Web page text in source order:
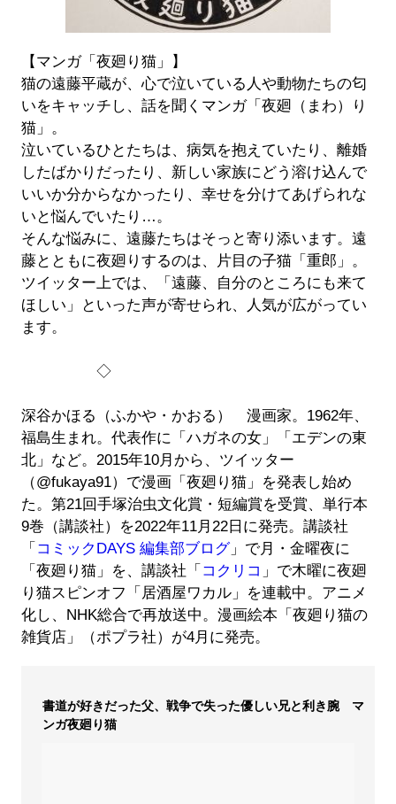
【マンガ「夜廻り猫」】
猫の遠藤平蔵が、心で泣いている人や動物たちの匂
いをキャッチし、話を聞くマンガ「夜廻（まわ）り
猫」。
泣いているひとたちは、病気を抱えていたり、離婚
したばかりだったり、新しい家族にどう溶け込んで
いいか分からなかったり、幸せを分けてあげられな
いと悩んでいたり…。
そんな悩みに、遠藤たちはそっと寄り添います。遠
藤とともに夜廻りするのは、片目の子猫「重郎」。
ツイッター上では、「遠藤、自分のところにも来て
ほしい」といった声が寄せられ、人気が広がってい
ます。
◇
深谷かほる（ふかや・かおる） 漫画家。1962年、
福島生まれ。代表作に「ハガネの女」「エデンの東
北」など。2015年10月から、ツイッター
（@fukaya91）で漫画「夜廻り猫」を発表し始め
た。第21回手塚治虫文化賞・短編賞を受賞、単行本
9巻（講談社）を2022年11月22日に発売。講談社
「 コミックDAYS 編集部ブログ」で月・金曜夜に
「夜廻り猫」を、講談社「 コクリコ 」で木曜に夜廻
り猫スピンオフ「居酒屋ワカル」を連載中。アニメ
化し、NHK総合で再放送中。漫画絵本「夜廻り猫の
雑貨店」（ポプラ社）が4月に発売。
書道が好きだった父、戦争で失った優しい兄と利き腕 マ
ンガ夜廻り猫